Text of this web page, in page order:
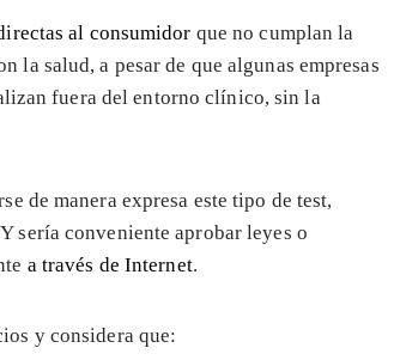
al consumidor que no cumplan la
la salud, a pesar de que algunas empresas
fuera del entorno clínico, sin la
de manera expresa este tipo de test,
sería conveniente aprobar leyes o
a través de Internet.
y considera que: